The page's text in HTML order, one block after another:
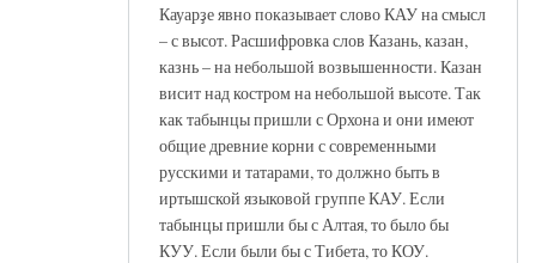
Кауарҙе явно показывает слово КАУ на смысл
– с высот. Расшифровка слов Казань, казан,
казнь – на небольшой возвышенности. Казан
висит над костром на небольшой высоте. Так
как табынцы пришли с Орхона и они имеют
общие древние корни с современными
русскими и татарами, то должно быть в
иртышской языковой группе КАУ. Если
табынцы пришли бы с Алтая, то было бы
КУУ. Если были бы с Тибета, то КОУ.